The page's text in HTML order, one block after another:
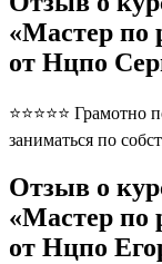
«Мастер по
от Нцпо
⭐⭐⭐⭐⭐
заниматься по
Отзыв о
«Мастер по
от Нцпо